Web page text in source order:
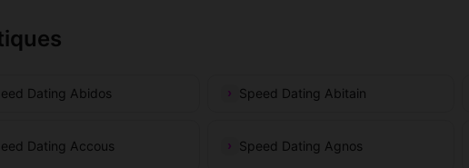
Dating Abidos Speed Dating Abitain
Dating Accous Speed Dating Agnos